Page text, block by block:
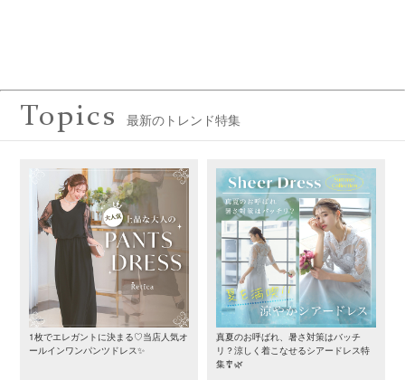
Topics 最新のトレンド特集
1枚でエレガントに決まる♡当店人気オ
ールインワンパンツドレス✨
真夏のお呼ばれ、暑さ対策はバッチ
リ？涼しく着こなせるシアードレス特
集🎐🌿